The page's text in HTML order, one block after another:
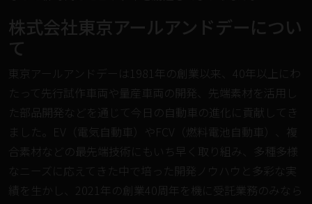
︎株式会社東京アールアンドデーについ
て
東京アールアンドデーは1981年の創業以来、40年以上にわ
たって先行試作車両や量産車両の開発、先端素材を活用し
た部品開発などを通じて今日の自動車の進化に貢献してき
ました。EV（電気自動車）やFCV（燃料電池自動車）、複
合素材などの最先端技術にもいち早く取り組み、多種多様
なニーズに応えてきた中で培った開発ノウハウと多彩な実
績を生かし、2021年の創業40周年を機に受託業務のみなら